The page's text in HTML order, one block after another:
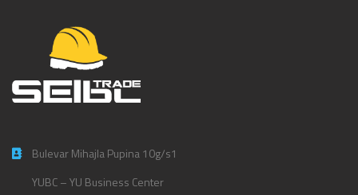
Bulevar Mihajla Pupina 10g/s1
YUBC – YU Business Center